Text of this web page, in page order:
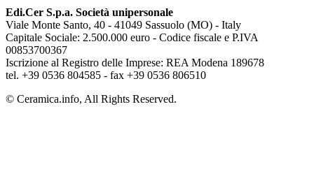
Edi.Cer S.p.a. Società unipersonale
Viale Monte Santo, 40 - 41049 Sassuolo (MO) - Italy
Capitale Sociale: 2.500.000 euro - Codice fiscale e P.IVA
00853700367
Iscrizione al Registro delle Imprese: REA Modena 189678
tel. +39 0536 804585 - fax +39 0536 806510
© Ceramica.info, All Rights Reserved.